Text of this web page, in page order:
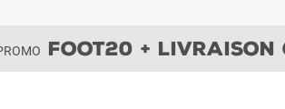
FOOT20 + LIVRAISON